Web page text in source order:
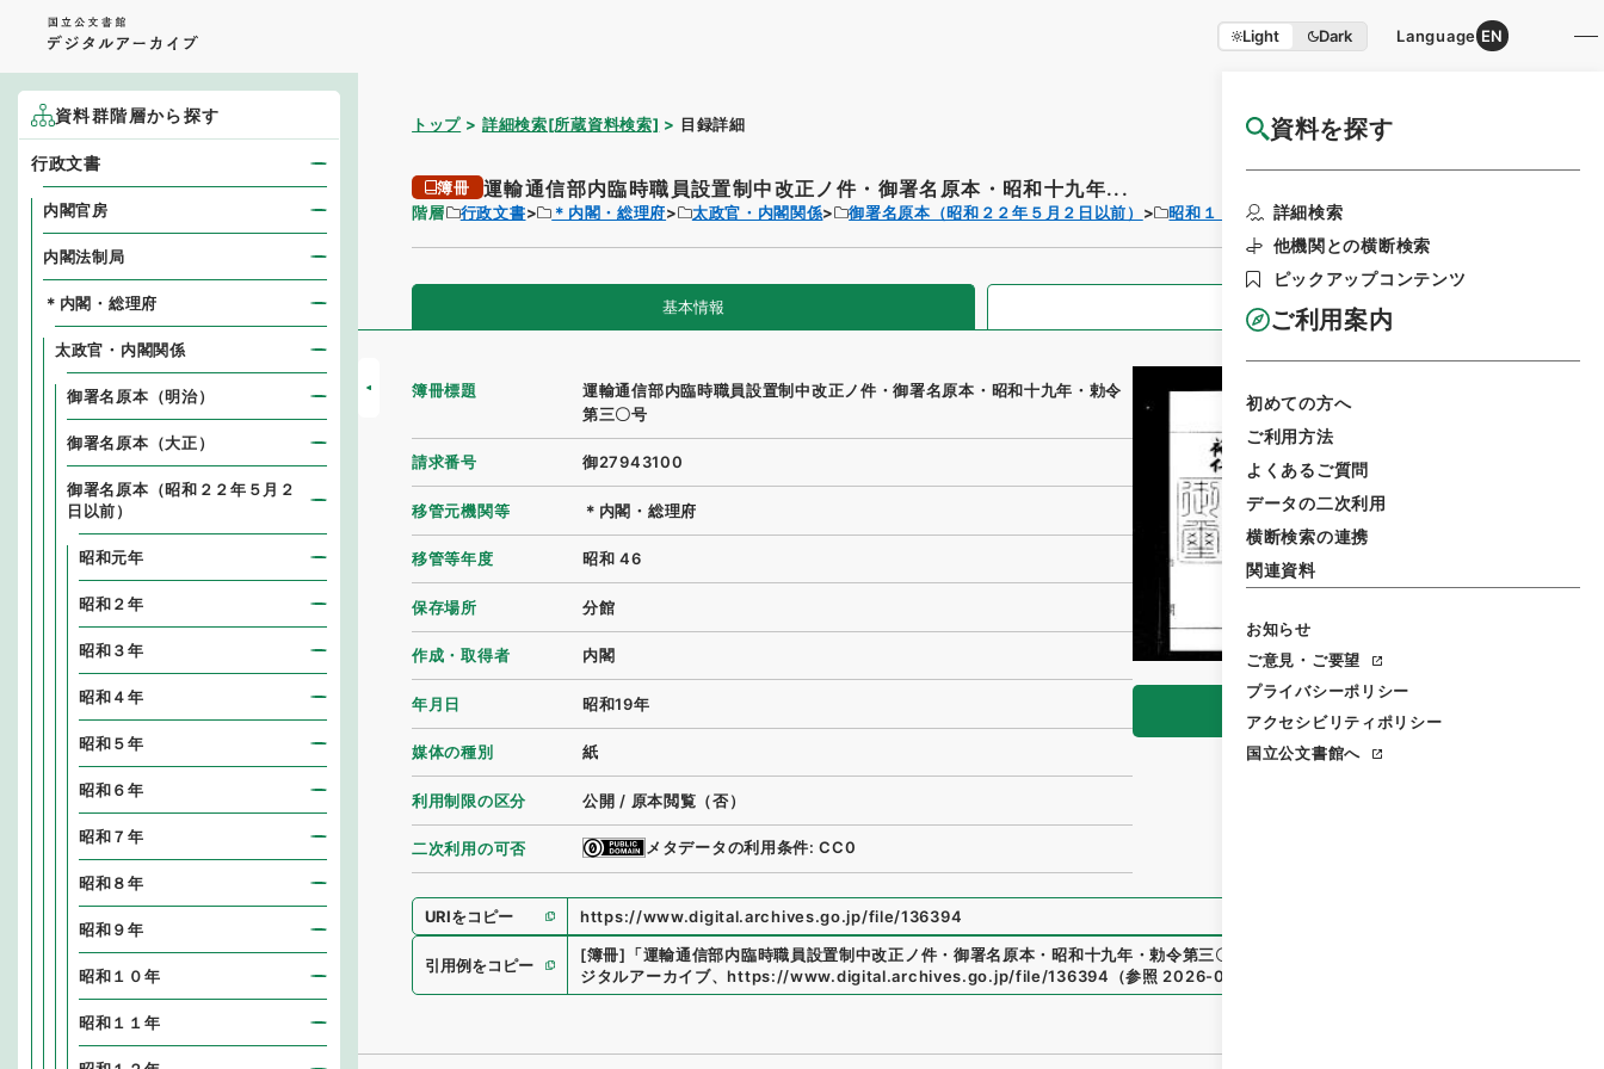
Light Dark Language EN
資料を探す
詳細検索
他機関との横断検索
ピックアップコンテンツ
ご利用案内
初めての方へ
ご利用方法
よくあるご質問
データの二次利用
横断検索の連携
関連資料
お知らせ
ご意見・ご要望
プライバシーポリシー
アクセシビリティポリシー
国立公文書館へ
トップ 詳細検索[所蔵資料検索] 目録詳細 国立公文書館HP利用案内
簿冊 運輸通信部内臨時職員設置制中改正ノ件・御署名原本・昭和十九年...
階層 行政文書 ＊内閣・総理府 太政官・内閣関係 御署名原本（昭和２２年５月２日以前） 昭和１９年 勅令
基本情報 全ての情報
閲覧
簿冊標題
運輸通信部内臨時職員設置制中改正ノ件・御署名原本・昭和十九年・勅令
第三〇号
請求番号 御27943100
移管元機関等 ＊内閣・総理府
移管等年度 昭和 46
保存場所 分館
作成・取得者 内閣
年月日 昭和19年
媒体の種別 紙
利用制限の区分 公開 / 原本閲覧（否）
二次利用の可否 メタデータの利用条件: CC0
URIをコピー https://www.digital.archives.go.jp/file/136394
引用例をコピー
[簿冊] 「運輸通信部内臨時職員設置制中改正ノ件・御署名原本・昭和十九年・勅令第三〇号
ジタルアーカイブ、https://www.digital.archives.go.jp/file/136394 （参照 2026-08-08
資料群階層から探す
行政文書
内閣官房
内閣法制局
＊内閣・総理府
太政官・内閣関係
御署名原本（明治）
御署名原本（大正）
御署名原本（昭和２２年５月２
日以前）
昭和元年
昭和２年
昭和３年
昭和４年
昭和５年
昭和６年
昭和７年
昭和８年
昭和９年
昭和１０年
昭和１１年